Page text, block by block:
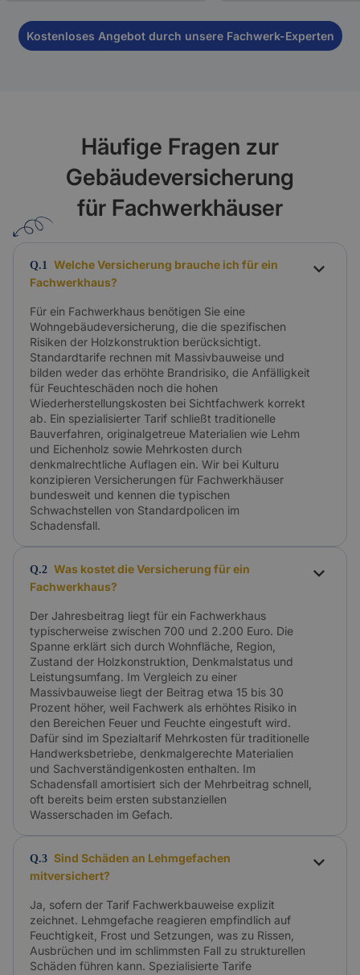
Kostenloses Angebot durch unsere Fachwerk-Experten
Häufige Fragen zur
Gebäudeversicherung
für Fachwerkhäuser
Q.1
Welche Versicherung brauche ich für ein
Fachwerkhaus?
Für ein Fachwerkhaus benötigen Sie eine
Wohngebäudeversicherung, die die spezifischen
Risiken der Holzkonstruktion berücksichtigt.
Standardtarife rechnen mit Massivbauweise und
bilden weder das erhöhte Brandrisiko, die Anfälligkeit
für Feuchteschäden noch die hohen
Wiederherstellungskosten bei Sichtfachwerk korrekt
ab. Ein spezialisierter Tarif schließt traditionelle
Bauverfahren, originalgetreue Materialien wie Lehm
und Eichenholz sowie Mehrkosten durch
denkmalrechtliche Auflagen ein. Wir bei Kulturu
konzipieren Versicherungen für Fachwerkhäuser
bundesweit und kennen die typischen
Schwachstellen von Standardpolicen im
Schadensfall.
Q.2 Was kostet die Versicherung für ein
Fachwerkhaus?
Der Jahresbeitrag liegt für ein Fachwerkhaus
typischerweise zwischen 700 und 2.200 Euro. Die
Spanne erklärt sich durch Wohnfläche, Region,
Zustand der Holzkonstruktion, Denkmalstatus und
Leistungsumfang. Im Vergleich zu einer
Massivbauweise liegt der Beitrag etwa 15 bis 30
Prozent höher, weil Fachwerk als erhöhtes Risiko in
den Bereichen Feuer und Feuchte eingestuft wird.
Dafür sind im Spezialtarif Mehrkosten für traditionelle
Handwerksbetriebe, denkmalgerechte Materialien
und Sachverständigenkosten enthalten. Im
Schadensfall amortisiert sich der Mehrbeitrag schnell,
oft bereits beim ersten substanziellen
Wasserschaden im Gefach.
Q.3 Sind Schäden an Lehmgefachen
mitversichert?
Ja, sofern der Tarif Fachwerkbauweise explizit
zeichnet. Lehmgefache reagieren empfindlich auf
Feuchtigkeit, Frost und Setzungen, was zu Rissen,
Ausbrüchen und im schlimmsten Fall zu strukturellen
Schäden führen kann. Spezialisierte Tarife